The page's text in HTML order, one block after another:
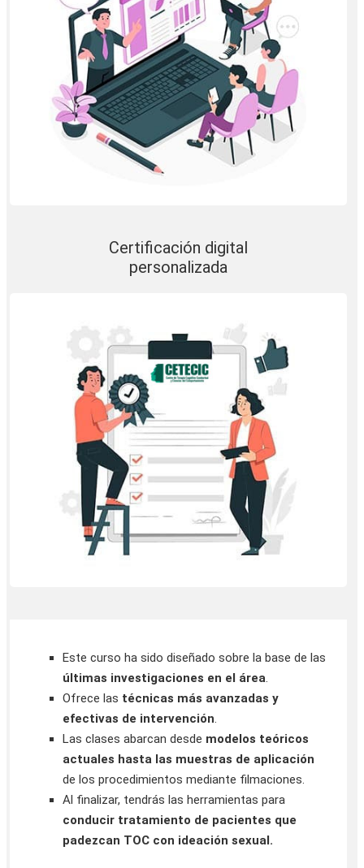
Certificación digital
personalizada
Este curso ha sido diseñado sobre la base de las
últimas investigaciones en el área.
Ofrece las técnicas más avanzadas y
efectivas de intervención.
Las clases abarcan desde modelos teóricos
actuales hasta las muestras de aplicación
de los procedimientos mediante filmaciones.
Al finalizar, tendrás las herramientas para
conducir tratamiento de pacientes que
padezcan TOC con ideación sexual.